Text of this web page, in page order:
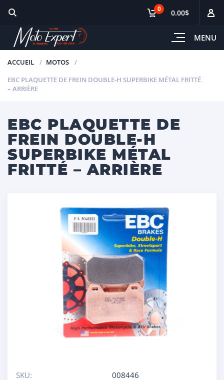
MENU
0 0.00$
ACCUEIL
MOTOS
EBC PLAQUETTE DE FREIN DOUBLE-H SUPERBIKE MÉTAL FRITTÉ
– ARRIÈRE
EBC PLAQUETTE DE
FREIN DOUBLE-H
SUPERBIKE MÉTAL
FRITTÉ – ARRIÈRE
SKU:
008446